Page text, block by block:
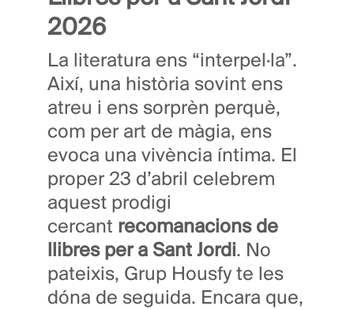
2026
La literatura ens “interpel·la”.
Així, una història sovint ens
atreu i ens sorprèn perquè,
com per art de màgia, ens
evoca una vivència íntima. El
proper 23 d’abril celebrem
aquest prodigi
cercant recomanacions de
llibres per a Sant Jordi. No
pateixis, Grup Housfy te les
dóna de seguida. Encara que,